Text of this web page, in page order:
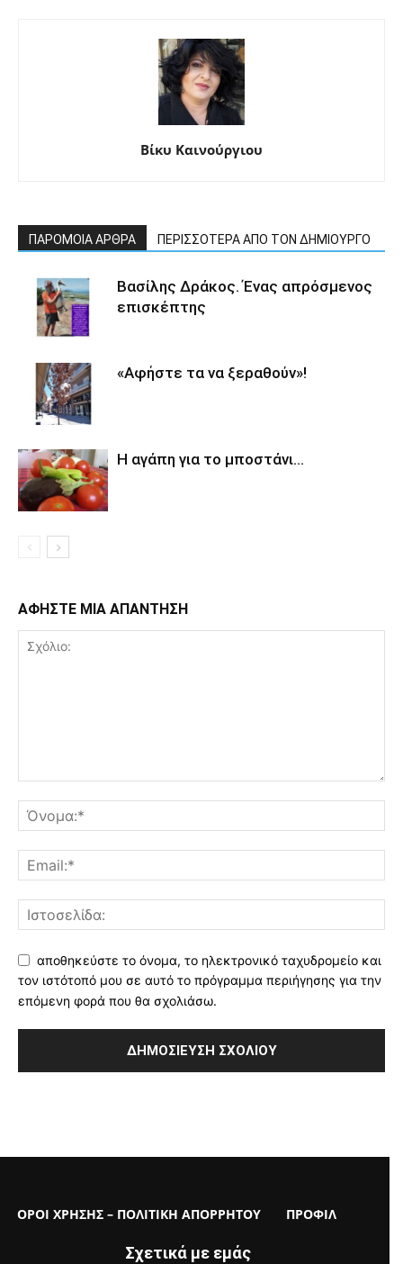
Βίκυ Καινούργιου
ΠΑΡΟΜΟΙΑ ΑΡΘΡΑ ΠΕΡΙΣΣΟΤΕΡΑ ΑΠΟ ΤΟΝ ΔΗΜΙΟΥΡΓΟ
Βασίλης Δράκος. Ένας απρόσμενος
επισκέπτης
«Αφήστε τα να ξεραθούν»!
Η αγάπη για το μποστάνι…
ΑΦΗΣΤΕ ΜΙΑ ΑΠΑΝΤΗΣΗ
αποθηκεύστε το όνομα, το ηλεκτρονικό ταχυδρομείο και
τον ιστότοπό μου σε αυτό το πρόγραμμα περιήγησης για την
επόμενη φορά που θα σχολιάσω.
ΟΡΟΙ ΧΡΗΣΗΣ – ΠΟΛΙΤΙΚΗ ΑΠΟΡΡΗΤΟΥ ΠΡΟΦΙΛ
Σχετικά με εμάς